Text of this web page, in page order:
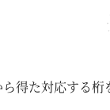
得た対応する桁